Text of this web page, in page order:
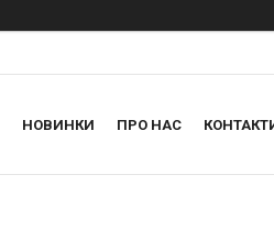
НОВИНКИ ПРО НАС